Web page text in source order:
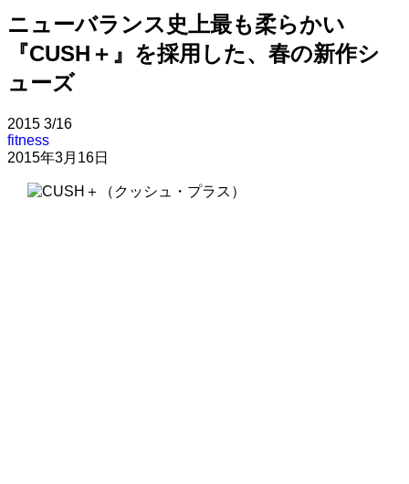
ニューバランス史上最も柔らかい
『CUSH＋』を採用した、春の新作シ
ューズ
2015 3/16
fitness
2015年3月16日